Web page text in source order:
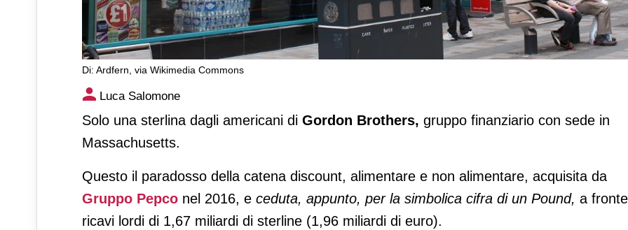
Di: Ardfern, via Wikimedia Commons
Pepco vende Poundland per un Pound
Luca Salomone
Solo una sterlina dagli americani di Gordon Brothers, gruppo finanziario con sede in
Massachusetts.
Questo il paradosso della catena discount, alimentare e non alimentare, acquisita da
Gruppo Pepco nel 2016, e ceduta, appunto, per la simbolica cifra di un Pound, a
ricavi lordi di 1,67 miliardi di sterline (1,96 miliardi di euro).